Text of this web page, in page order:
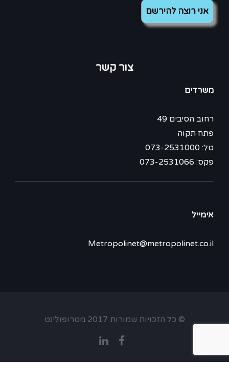
צור קשר
משרדים
רחוב הסיבים 49
פתח תקוה
טל: 073-2531000
פקס: 073-2531066
אימייל
Metropolinet@metropolinet.co.il
© כל הזכויות שמורות 2017 מטרופולינט